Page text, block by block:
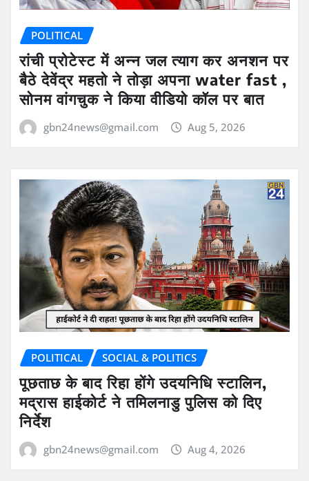
POLITICAL
रांची प्रोटेस्ट में अन्न जल त्याग कर अनशन पर
बैठे देवेंद्र महतो ने तोड़ा अपना water fast ,
सोनम वांगचुक ने किया वीडियो कॉल पर बात
gbn24news@gmail.com Aug 5, 2026
POLITICAL SOCIAL & POLITICS
पूछताछ के बाद रिहा होंगे उदयनिधि स्टालिन,
मद्रास हाईकोर्ट ने तमिलनाडु पुलिस को दिए
निर्देश
gbn24news@gmail.com Aug 4, 2026